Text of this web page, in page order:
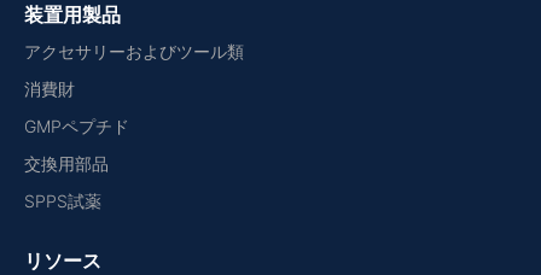
装置用製品
アクセサリーおよびツール類
消費財
GMPペプチド
交換用部品
SPPS試薬
リソース